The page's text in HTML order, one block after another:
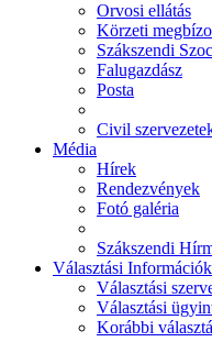
Orvosi ellátás
Körzeti
Szákszendi
Falugazdász
Posta
Civil
Média
Hírek
Rendezvények
Fotó galéria
Szákszendi
Választási Információk
Választási
Választási
Korábbi